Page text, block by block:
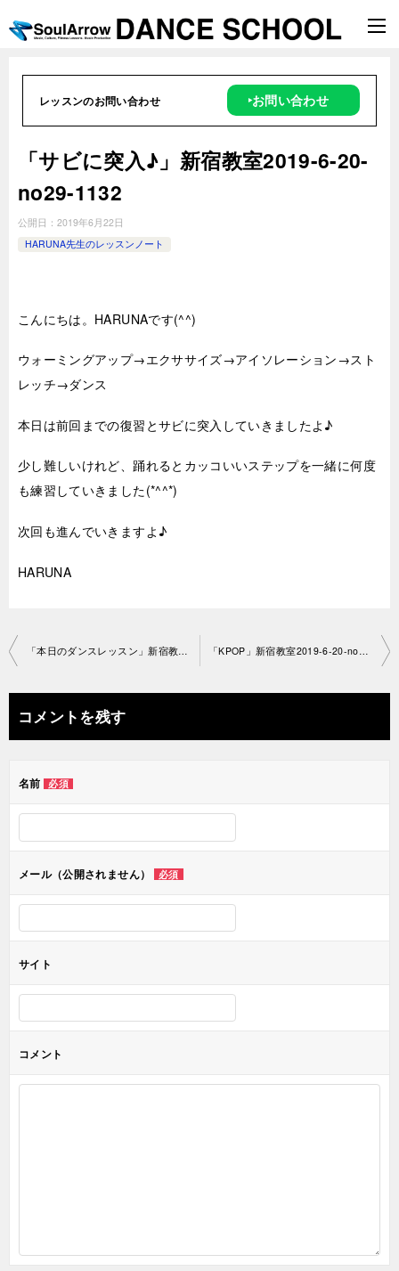
レッスンのお問い合わせ ‣お問い合わせ
「サビに突入♪」新宿教室2019-6-20-
no29-1132
公開日： 2019年6月22日
HARUNA先生のレッスンノート
こんにちは。HARUNAです(^^)
ウォーミングアップ→エクササイズ→アイソレーション→スト
レッチ→ダンス
本日は前回までの復習とサビに突入していきましたよ♪
少し難しいけれど、踊れるとカッコいいステップを一緒に何度
も練習していきました(*^^*)
次回も進んでいきますよ♪
HARUNA
投
ナ
ビ
ー
ン
「本日のダンスレッスン」新宿教室2019-6-17-no29-1186 「KPOP」新宿教室2019-6-20-no29-1160
コメントを残す
名前 必須
メール（公開されません） 必須
サイト
コメント